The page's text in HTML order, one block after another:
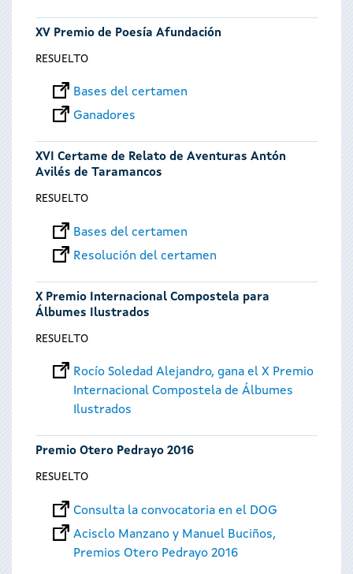
XV Premio de Poesía Afundación
RESUELTO
Bases del certamen
Ganadores
XVI Certame de Relato de Aventuras Antón
Avilés de Taramancos
RESUELTO
Bases del certamen
Resolución del certamen
X Premio Internacional Compostela para
Álbumes Ilustrados
RESUELTO
Rocío Soledad Alejandro, gana el X Premio
Internacional Compostela de Álbumes
Ilustrados
Premio Otero Pedrayo 2016
RESUELTO
Consulta la convocatoria en el DOG
Acisclo Manzano y Manuel Buciños,
Premios Otero Pedrayo 2016